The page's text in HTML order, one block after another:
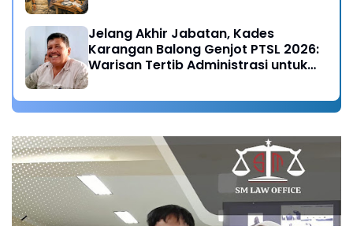
Jelang Akhir Jabatan, Kades
Karangan Balong Genjot PTSL 2026:
Warisan Tertib Administrasi untuk